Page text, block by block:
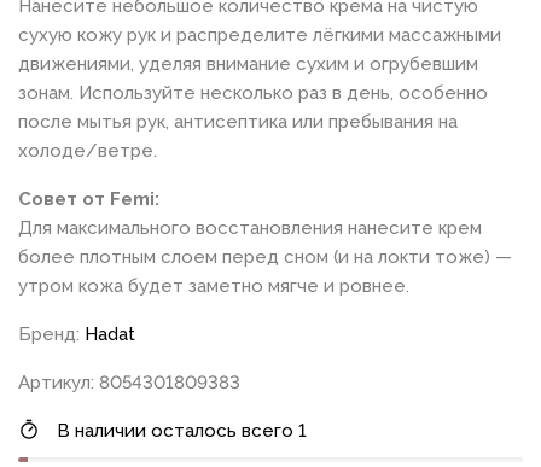
Нанесите небольшое количество крема на чистую
сухую кожу рук и распределите лёгкими массажными
движениями, уделяя внимание сухим и огрубевшим
зонам. Используйте несколько раз в день, особенно
после мытья рук, антисептика или пребывания на
холоде/ветре.
Совет от Femi:
Для максимального восстановления нанесите крем
более плотным слоем перед сном (и на локти тоже) —
утром кожа будет заметно мягче и ровнее.
Бренд: Hadat
Артикул: 8054301809383
В наличии осталось всего 1